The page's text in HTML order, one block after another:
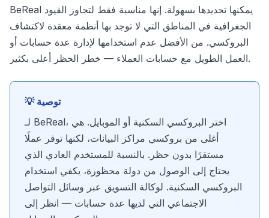
BeReal يمكنها تحديدها بسهولة. إنها مناسبة فقط لتجاوز القيود
الجغرافية في المناطق التي لا توجد بها أنظمة معقدة لاكتشاف
البروكسي. من الأفضل عدم استخدامها لإدارة عدة حسابات أو
العمل الطويل مع حسابات العملاء — خطر الحظر أعلى بكثير.
💡 توصية
لـ BeReal، اختر البروكسي السكنية أو الموبايل. هي
أغلى من بروكسي مراكز البيانات، لكنها توفر عملًا
مستقرًا بدون حظر. بالنسبة للمستخدم العادي الذي
يحتاج إلى الوصول من دولة محظورة، يكفي استخدام
البروكسي السكنية. لوكالة التسويق عبر وسائل التواصل
الاجتماعي التي لديها عدة حسابات — انظر إلى